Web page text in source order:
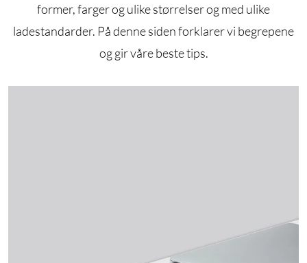
former, farger og ulike størrelser og med ulike
ladestandarder. På denne siden forklarer vi begrepene
og gir våre beste tips.